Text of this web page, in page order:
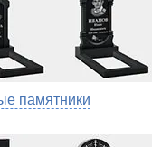
памятники